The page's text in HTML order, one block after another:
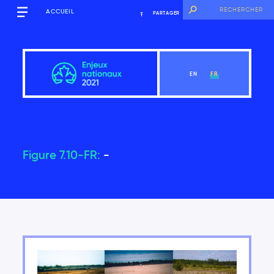
ACCUEIL PARTAGER
EN FR
Figure 7.10-FR: -
Les principales constatations du Rapport sur